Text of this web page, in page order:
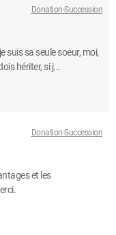
Donation-Succession
suis sa seule soeur, moi,
hériter, si j...
Donation-Succession
et les